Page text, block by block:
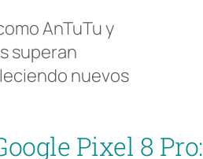
AnTuTu y
superan
nuevos
Pixel 8 Pro: